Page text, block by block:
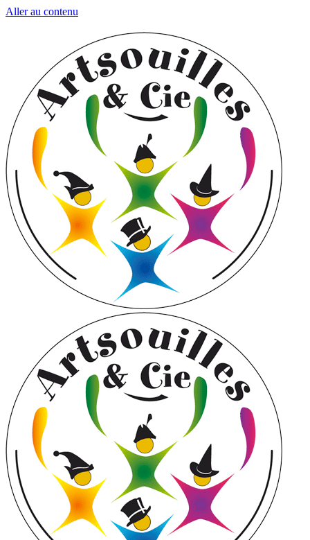
Aller au contenu